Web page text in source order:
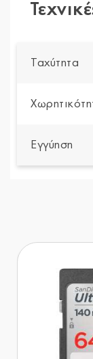
Ταχύτητα
Εγγύηση